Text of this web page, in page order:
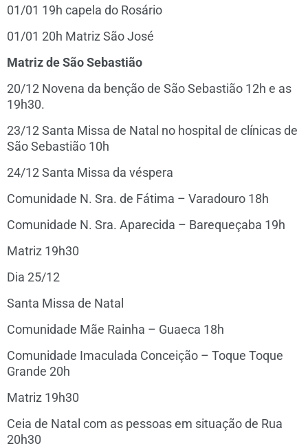
01/01 19h capela do Rosário
01/01 20h Matriz São José
Matriz de São Sebastião
20/12 Novena da benção de São Sebastião 12h e as
19h30.
23/12 Santa Missa de Natal no hospital de clínicas de
São Sebastião 10h
24/12 Santa Missa da véspera
Comunidade N. Sra. de Fátima – Varadouro 18h
Comunidade N. Sra. Aparecida – Barequeçaba 19h
Matriz 19h30
Dia 25/12
Santa Missa de Natal
Comunidade Mãe Rainha – Guaeca 18h
Comunidade Imaculada Conceição – Toque Toque
Grande 20h
Matriz 19h30
Ceia de Natal com as pessoas em situação de Rua
20h30